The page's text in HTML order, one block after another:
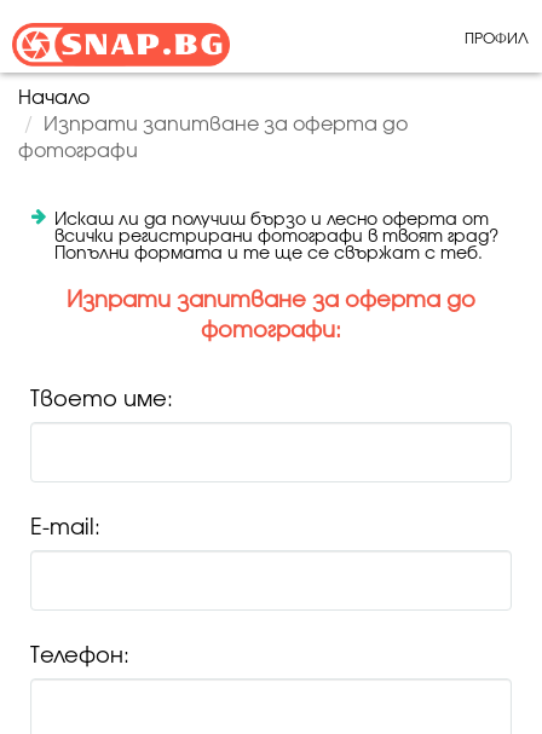
ПРОФИЛ
Начало
Изпрати запитване за оферта до
фотографи
Искаш ли да получиш бързо и лесно оферта от
всички регистрирани фотографи в твоят град?
Попълни формата и те ще се свържат с теб.
Изпрати запитване за оферта до
фотографи:
Твоето име:
E-mail:
Телефон: